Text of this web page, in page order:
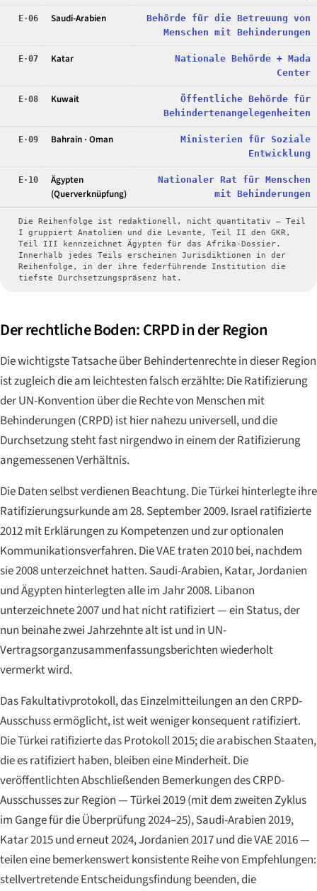
E·06 Saudi-Arabien
Behörde für die Betreuung von
Menschen mit Behinderungen
E·07 Katar
Nationale Behörde + Mada
Center
E·08 Kuwait
Öffentliche Behörde für
Behindertenangelegenheiten
E·09 Bahrain · Oman
Ministerien für Soziale
Entwicklung
E·10
Ägypten
(Querverknüpfung)
Nationaler Rat für Menschen
mit Behinderungen
Die Reihenfolge ist redaktionell, nicht quantitativ — Teil
I gruppiert Anatolien und die Levante, Teil II den GKR,
Teil III kennzeichnet Ägypten für das Afrika-Dossier.
Innerhalb jedes Teils erscheinen Jurisdiktionen in der
Reihenfolge, in der ihre federführende Institution die
tiefste Durchsetzungspräsenz hat.
Der rechtliche Boden: CRPD in der Region
Die wichtigste Tatsache über Behindertenrechte in dieser Region
ist zugleich die am leichtesten falsch erzählte: Die Ratifizierung
der UN-Konvention über die Rechte von Menschen mit
Behinderungen (CRPD) ist hier nahezu universell, und die
Durchsetzung steht fast nirgendwo in einem der Ratifizierung
angemessenen Verhältnis.
Die Daten selbst verdienen Beachtung. Die Türkei hinterlegte ihre
Ratifizierungsurkunde am 28. September 2009. Israel ratifizierte
2012 mit Erklärungen zu Kompetenzen und zur optionalen
Kommunikationsverfahren. Die VAE traten 2010 bei, nachdem
sie 2008 unterzeichnet hatten. Saudi-Arabien, Katar, Jordanien
und Ägypten hinterlegten alle im Jahr 2008. Libanon
unterzeichnete 2007 und hat nicht ratifiziert — ein Status, der
nun beinahe zwei Jahrzehnte alt ist und in UN-
Vertragsorganzusammenfassungsberichten wiederholt
vermerkt wird.
Das Fakultativprotokoll, das Einzelmitteilungen an den CRPD-
Ausschuss ermöglicht, ist weit weniger konsequent ratifiziert.
Die Türkei ratifizierte das Protokoll 2015; die arabischen Staaten,
die es ratifiziert haben, bleiben eine Minderheit. Die
veröffentlichten Abschließenden Bemerkungen des CRPD-
Ausschusses zur Region — Türkei 2019 (mit dem zweiten Zyklus
im Gange für die Überprüfung 2024–25), Saudi-Arabien 2019,
Katar 2015 und erneut 2024, Jordanien 2017 und die VAE 2016 —
teilen eine bemerkenswert konsistente Reihe von Empfehlungen:
stellvertretende Entscheidungsfindung beenden, die